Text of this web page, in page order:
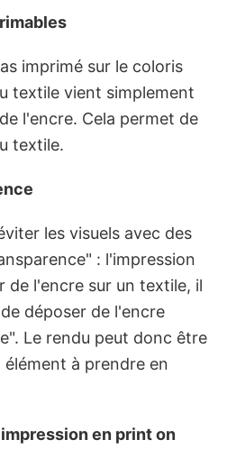
imprimé sur le coloris
textile vient simplement
l'encre. Cela permet de
textile.
les visuels avec des
: l'impression
de l'encre sur un textile, il
déposer de l'encre
Le rendu peut donc être
à prendre en
en print on